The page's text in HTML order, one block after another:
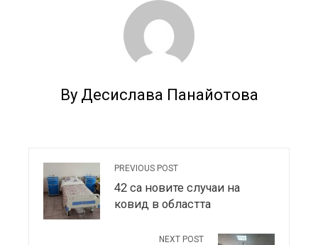
By Десислава Панайотова
PREVIOUS POST
42 са новите случаи на
ковид в областта
NEXT POST